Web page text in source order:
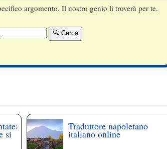
argomento. Il nostro genio li troverà per te.
si
Traduttore napoletano
italiano online